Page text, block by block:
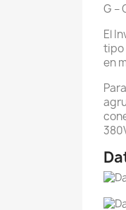
G –
El
tipo
en